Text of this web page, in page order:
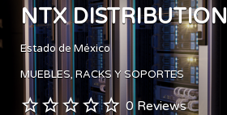
NTX DISTRIBUTION
Estado de México
MUEBLES, RACKS Y SOPORTES
0 Reviews